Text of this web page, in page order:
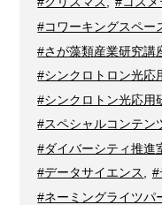
#コワーキングスペー
#さが藻類産業研究講
#シンクロトロン光応
#シンクロトン光応用
#スペシャルコンテン
#ダイバーシティ推進
#データサイエンス, #
#ネーミングライツパ